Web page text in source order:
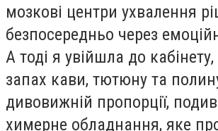
мозкові центри ухвалення
безпосередньо через
А тоді я увійшла до кабінету,
запах кави, тютюну та
дивовижній пропорції,
химерне обладнання, яке